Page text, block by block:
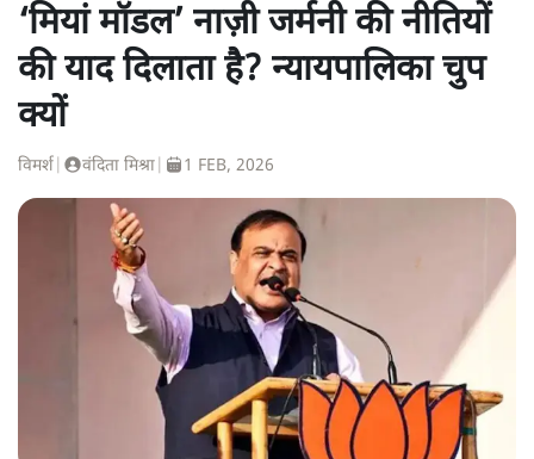
‘मियां मॉडल’ नाज़ी जर्मनी की नीतियों
की याद दिलाता है? न्यायपालिका चुप
क्यों
विमर्श वंदिता मिश्रा 1 FEB, 2026